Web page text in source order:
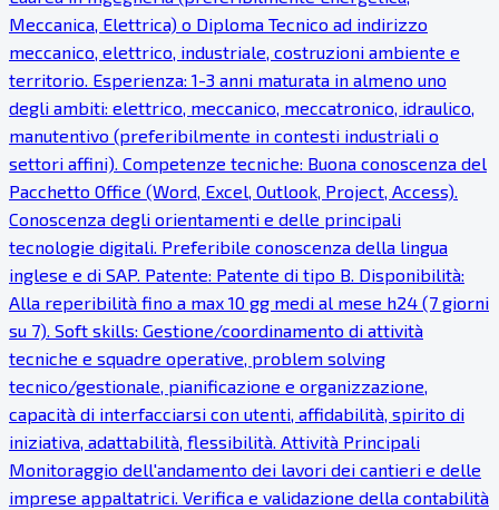
Meccanica, Elettrica) o Diploma Tecnico ad indirizzo
meccanico, elettrico, industriale, costruzioni ambiente e
territorio. Esperienza: 1-3 anni maturata in almeno uno
degli ambiti: elettrico, meccanico, meccatronico, idraulico,
manutentivo (preferibilmente in contesti industriali o
settori affini). Competenze tecniche: Buona conoscenza del
Pacchetto Office (Word, Excel, Outlook, Project, Access).
Conoscenza degli orientamenti e delle principali
tecnologie digitali. Preferibile conoscenza della lingua
inglese e di SAP. Patente: Patente di tipo B. Disponibilità:
Alla reperibilità fino a max 10 gg medi al mese h24 (7 giorni
su 7). Soft skills: Gestione/coordinamento di attività
tecniche e squadre operative, problem solving
tecnico/gestionale, pianificazione e organizzazione,
capacità di interfacciarsi con utenti, affidabilità, spirito di
iniziativa, adattabilità, flessibilità. Attività Principali
Monitoraggio dell'andamento dei lavori dei cantieri e delle
imprese appaltatrici. Verifica e validazione della contabilità